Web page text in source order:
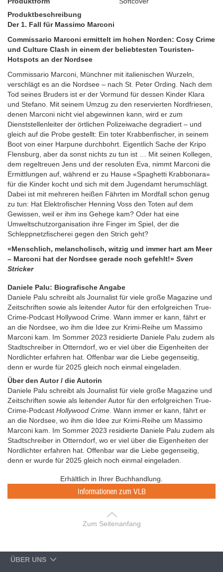
Produktbeschreibung
Der 1. Fall für Massimo Marconi
Commissario Marconi ermittelt im hohen Norden: Cosy Crime
und Culture Clash in einem der beliebtesten Touristen-
Hotspots an der Nordsee
Commissario Marconi, Münchner mit italienischen Wurzeln,
verschlägt es an die Nordsee – nach St. Peter Ording. Nach dem
Tod seines Bruders ist er der Vormund für dessen Kinder Klara
und Stefano. Mit seinem Umzug zu den reservierten Nordfriesen,
denen Marconi nicht viel abgewinnen kann, wird er zum
Dienststellenleiter der örtlichen Polizeiwache degradiert – und
gleich auf die Probe gestellt: Ein toter Krabbenfischer, in seinem
Boot von einer Harpune durchbohrt. Eigentlich Sache der Kripo
Flensburg, aber da sonst nichts zu tun ist … Mit seinen Kollegen,
dem regeltreuen Jens und der resoluten Eva, nimmt Marconi die
Ermittlungen auf, während er zu Hause «Spaghetti Krabbonara»
für die Kinder kocht und sich mit dem Jugendamt herumschlägt.
Dabei ist mit mehreren heißen Fährten im Mordfall schon genug
zu tun: Hat Elektrofischer Henning Voss den Toten auf dem
Gewissen, weil er ihm ins Gehege kam? Oder hat eine
Umweltschutzorganisation ihre Finger im Spiel, der die
Schleppnetzfischerei gegen den Strich geht?
«Menschlich, melancholisch, witzig und immer hart am Meer
– Marconi hat der Nordsee gerade noch gefehlt!» Sven
Stricker
Daniele Palu: Biografische Angabe
Daniele Palu schreibt als Journalist für viele große Magazine und
Zeitschriften sowie als leitender Autor für den erfolgreichen True-
Crime-Podcast Hollywood Crime. Wann immer er kann, fährt er
an die Nordsee, wo ihm die Idee zur Krimi-Reihe um Massimo
Marconi kam. Im Sommer 2023 residierte Daniele Palu zudem als
Stadtschreiber in Otterndorf, wo er viel über die Eigenheiten der
Nordlichter erfahren hat. Offenbar war die Liebe gegenseitig,
denn er wurde für 2025 gleich noch einmal eingeladen.
Über den Autor / die Autorin
Daniele Palu schreibt als Journalist für viele große Magazine und
Zeitschriften sowie als leitender Autor für den erfolgreichen True-
Crime-Podcast Hollywood Crime . Wann immer er kann, fährt er
an die Nordsee, wo ihm die Idee zur Krimi-Reihe um Massimo
Marconi kam. Im Sommer 2023 residierte Daniele Palu zudem als
Stadtschreiber in Otterndorf, wo er viel über die Eigenheiten der
Nordlichter erfahren hat. Offenbar war die Liebe gegenseitig,
denn er wurde für 2025 gleich noch einmal eingeladen.
Erhältlich in Ihrer Buchhandlung.
Informationen zum VLB
Zum Seitenanfang
ÜBER UNS